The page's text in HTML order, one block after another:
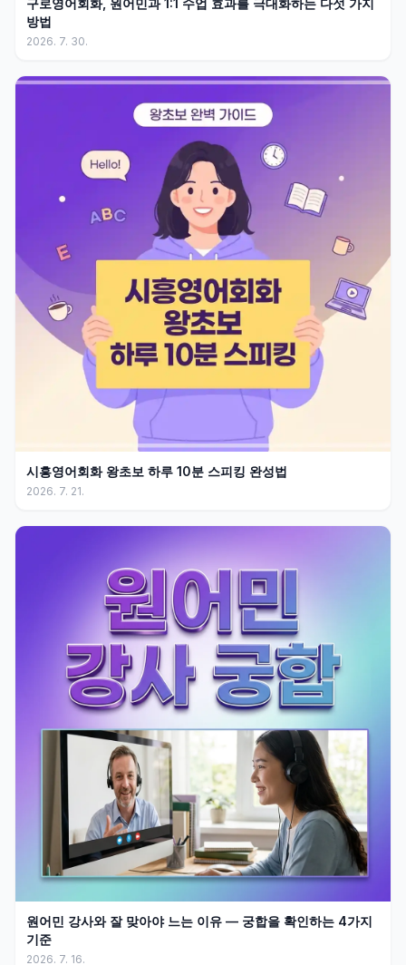
구로영어회화, 원어민과 1:1 수업 효과를 극대화하는 다섯 가지
방법
2026. 7. 30.
시흥영어회화 왕초보 하루 10분 스피킹 완성법
2026. 7. 21.
원어민 강사와 잘 맞아야 느는 이유 — 궁합을 확인하는 4가지
기준
2026. 7. 16.